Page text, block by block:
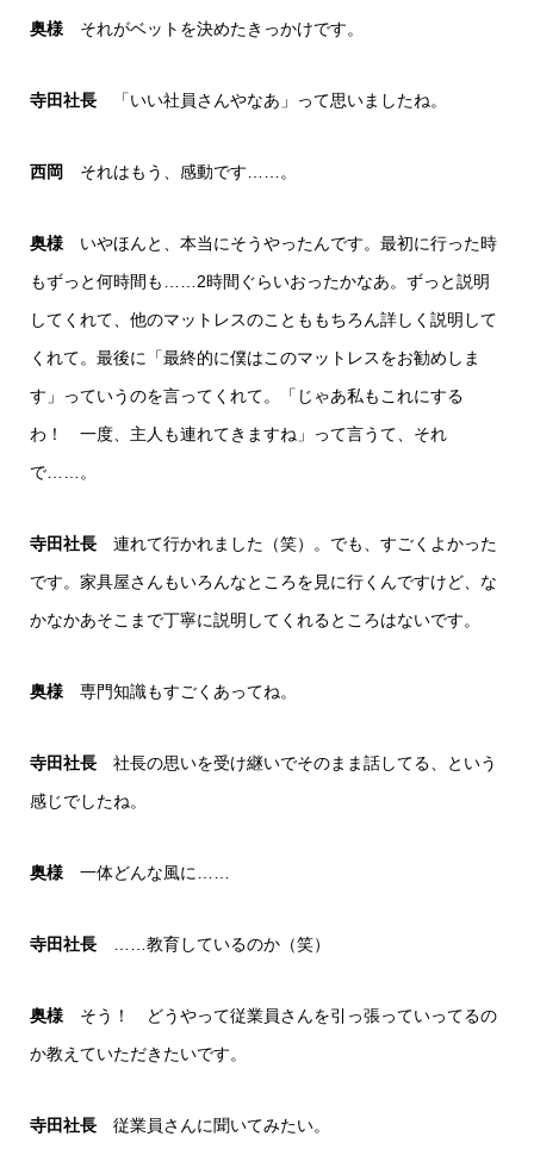
奥様 それがベットを決めたきっかけです。
寺田社長 「いい社員さんやなあ」って思いましたね。
西岡 それはもう、感動です……。
奥様 いやほんと、本当にそうやったんです。最初に行った時
もずっと何時間も……2時間ぐらいおったかなあ。ずっと説明
してくれて、他のマットレスのことももちろん詳しく説明して
くれて。最後に「最終的に僕はこのマットレスをお勧めしま
す」っていうのを言ってくれて。「じゃあ私もこれにする
わ！ 一度、主人も連れてきますね」って言うて、それ
で……。
寺田社長 連れて行かれました（笑）。でも、すごくよかった
です。家具屋さんもいろんなところを見に行くんですけど、な
かなかあそこまで丁寧に説明してくれるところはないです。
奥様 専門知識もすごくあってね。
寺田社長 社長の思いを受け継いでそのまま話してる、という
感じでしたね。
奥様 一体どんな風に……
寺田社長 ……教育しているのか（笑）
奥様 そう！ どうやって従業員さんを引っ張っていってるの
か教えていただきたいです。
寺田社長 従業員さんに聞いてみたい。